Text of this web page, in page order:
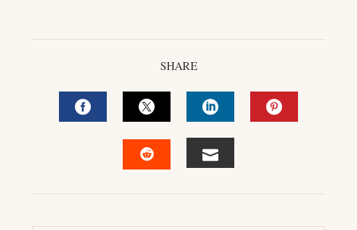
SHARE
FACEBOOKTWITTERLINKEDIN